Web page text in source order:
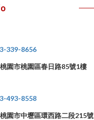
339-8656
桃園市桃園區春日路85號1樓
493-8558
桃園市中壢區環西路二段215號